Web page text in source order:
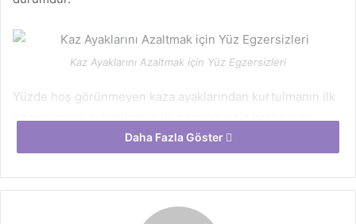
Kaz Ayaklarını Azaltmak için Yüz Egzersizleri
Yüzde hoş görünmeyen kaza ayaklarından kurtulmanın ilk
egzersizinde şakaklarınızı iki parmağınızla bastırırken
gözlerinizi hızlı hızlı açıp kapatmanız gerekir. Bu işlemi 5
kez tekrarlamalısınız. Bunun ardından biraz rahatlayarak
gözlerinizi kapatın ve gözleriniz kapalı halde 10 kez aşağı
olabildiğince yukarı kaldırın ve bu işlemi yaparken de
Daha Fazla Göster